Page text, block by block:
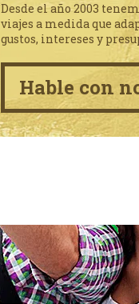
Desde el año 2003
viajes a medida que
gustos, intereses y
Hable con